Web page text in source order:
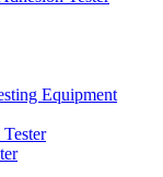
Equipment